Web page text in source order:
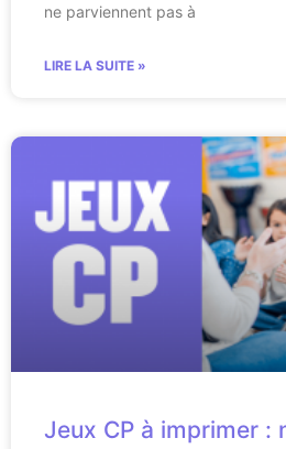
ne parviennent pas à
LIRE LA SUITE »
Jeux CP à imprimer :